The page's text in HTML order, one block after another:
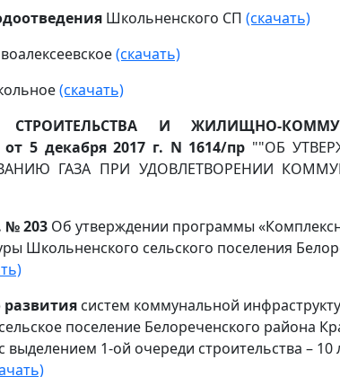
Школьненского СП (скачать)
(скачать)
(скачать)
СТРОИТЕЛЬСТВА И ЖИЛИЩНО-
5 декабря 2017 г. N 1614/пр ""ОБ
ГАЗА ПРИ УДОВЛЕТВОРЕНИИ
№ 203 Об утверждении программы
Школьненского сельского поселения
систем коммунальной
поселение Белореченского района
выделением 1-ой очереди строительства – 10